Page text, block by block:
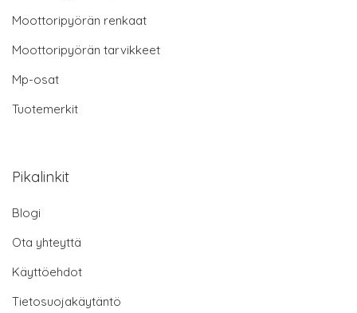
Moottoripyörän renkaat
Moottoripyörän tarvikkeet
Mp-osat
Tuotemerkit
Pikalinkit
Blogi
Ota yhteyttä
Käyttöehdot
Tietosuojakäytäntö